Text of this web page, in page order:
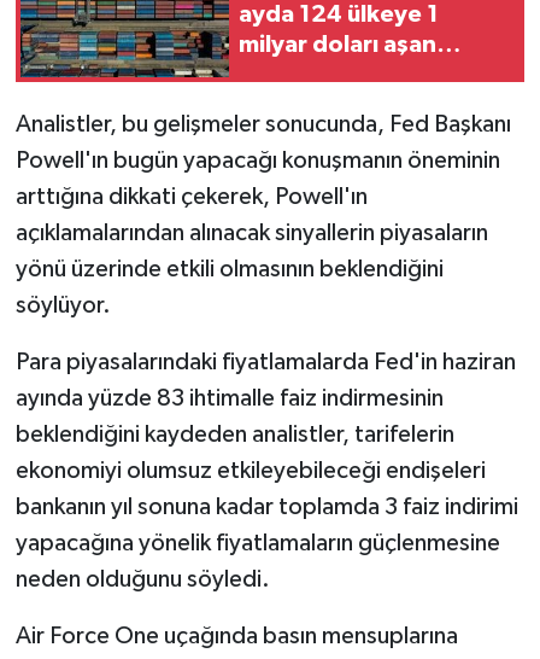
ayda 124 ülkeye 1
milyar doları aşan
Analistler, bu gelişmeler sonucunda, Fed Başkanı
Powell'ın bugün yapacağı konuşmanın öneminin
arttığına dikkati çekerek, Powell'ın
açıklamalarından alınacak sinyallerin piyasaların
yönü üzerinde etkili olmasının beklendiğini
söylüyor.
Para piyasalarındaki fiyatlamalarda Fed'in haziran
ayında yüzde 83 ihtimalle faiz indirmesinin
beklendiğini kaydeden analistler, tarifelerin
ekonomiyi olumsuz etkileyebileceği endişeleri
bankanın yıl sonuna kadar toplamda 3 faiz indirimi
yapacağına yönelik fiyatlamaların güçlenmesine
neden olduğunu söyledi.
Air Force One uçağında basın mensuplarına